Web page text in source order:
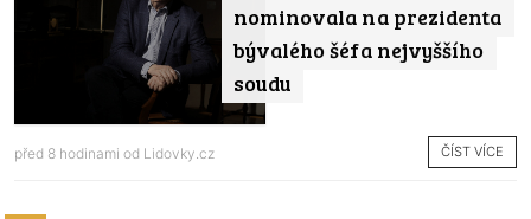
nominovala na prezidenta
bývalého šéfa nejvyššího
soudu
před 8 hodinami od Lidovky.cz ČÍST VÍCE